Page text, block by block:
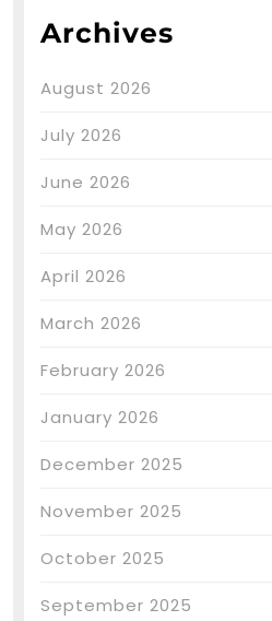
Archives
August 2026
July 2026
June 2026
May 2026
April 2026
March 2026
February 2026
January 2026
December 2025
November 2025
October 2025
September 2025